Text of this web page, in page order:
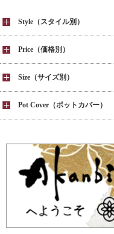
Style（スタイル別）
Price（価格別）
Size（サイズ別）
Pot Cover（ポットカバー）